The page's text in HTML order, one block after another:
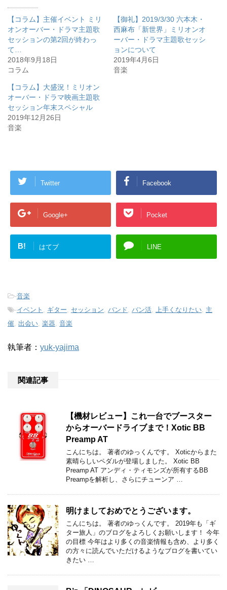
【コラム】主催イベント ミリ
オンオーバー・ドラマ主題歌
セッションの第2回が終わっ
て…
2018年9月18日
コラム
【御礼】2019/3/30 六本木・
西麻布「新世界」ミリオンオ
ーバー・ドラマ主題歌セッシ
ョンについて
2019年4月6日
音楽
【コラム】大盛況！ミリオン
オーバー・ドラマ映画主題歌
セッション年末スペシャル
2019年12月26日
音楽
Twitter Facebook
Google+ Pocket
B! はてブ LINE
-音楽
-イベント , ギター, セッション, バンド, バン活, 上手くなりたい, 主
催, 出会い, 楽器, 音楽
執筆者： yuk-yajima
関連記事
【機材レビュー】これ一台でブースター
からオーバードライブまで！Xotic BB
Preamp AT
こんにちは。 著者のゆっくんです。 Xoticからまた
素晴らしいペダルが登場しました。 Xotic BB
Preamp AT アンディ・ティモンズが所有するBB
Preampを解析し、さらにチューンア …
明けましておめでとうございます。
こんにちは。 著者のゆっくんです。 2019年も「ギ
ター旅人」のブログをよろしくお願いします！ 今年
の目標 今年はより多くの音楽情報も含め、より多く
の方々に読んでいただけるようなブログを書いてい
きたい …